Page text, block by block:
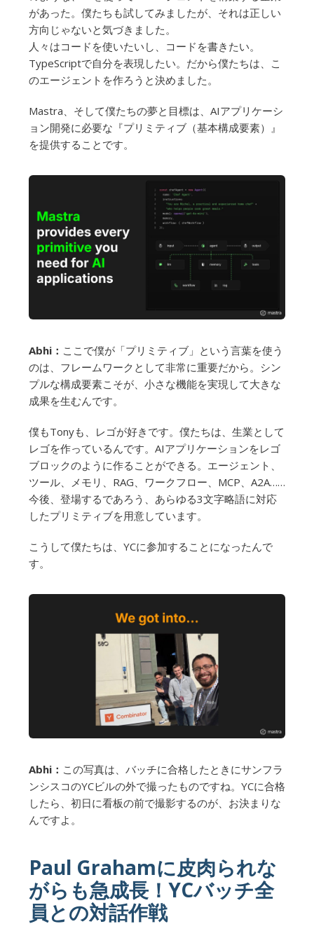
があった。僕たちも試してみましたが、それは正しい
方向じゃないと気づきました。
人々はコードを使いたいし、コードを書きたい。
TypeScriptで自分を表現したい。だから僕たちは、こ
のエージェントを作ろうと決めました。
Mastra、そして僕たちの夢と目標は、AIアプリケーシ
ョン開発に必要な『プリミティブ（基本構成要素）』
を提供することです。
Abhi： ここで僕が「プリミティブ」という言葉を使う
のは、フレームワークとして非常に重要だから。シン
プルな構成要素こそが、小さな機能を実現して大きな
成果を生むんです。
僕もTonyも、レゴが好きです。僕たちは、生業として
レゴを作っているんです。AIアプリケーションをレゴ
ブロックのように作ることができる。エージェント、
ツール、メモリ、RAG、ワークフロー、MCP、A2A……
今後、登場するであろう、あらゆる3文字略語に対応
したプリミティブを用意しています。
こうして僕たちは、YCに参加することになったんで
す。
Abhi： この写真は、バッチに合格したときにサンフラ
ンシスコのYCビルの外で撮ったものですね。YCに合格
したら、初日に看板の前で撮影するのが、お決まりな
んですよ。
Paul Grahamに皮肉られな
がらも急成長！YCバッチ全
員との対話作戦